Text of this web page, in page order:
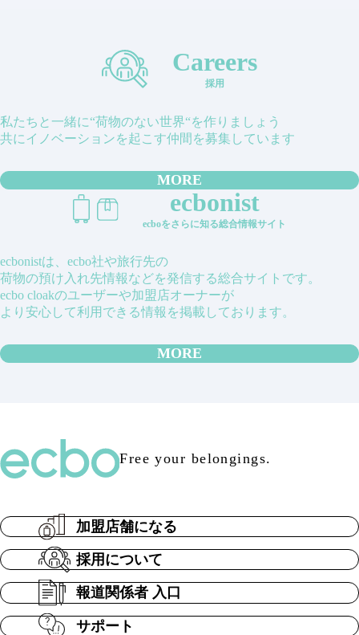
Careers
採用
私たちと一緒に“荷物のない世界“を作りましょう
共にイノベーションを起こす仲間を募集しています
MORE
ecbonist
ecboをさらに知る総合情報サイト
ecbonistは、ecbo社や旅行先の
荷物の預け入れ先情報などを発信する総合サイトです。
ecbo cloakのユーザーや加盟店オーナーが
より安心して利用できる情報を掲載しております。
MORE
Free your belongings.
加盟店舗になる
採用について
報道関係者 入口
サポート